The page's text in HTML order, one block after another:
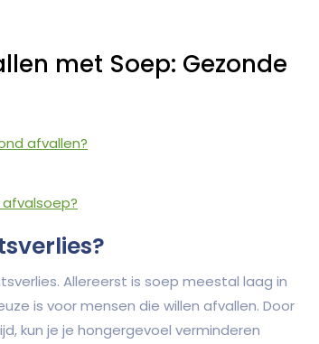
met Soep: Gezonde
afvallen?
Allereerst is soep meestal laag in
is voor mensen die willen afvallen. Door
kun je je hongergevoel verminderen